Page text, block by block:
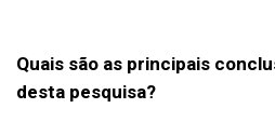
Quais são as principais
desta pesquisa?